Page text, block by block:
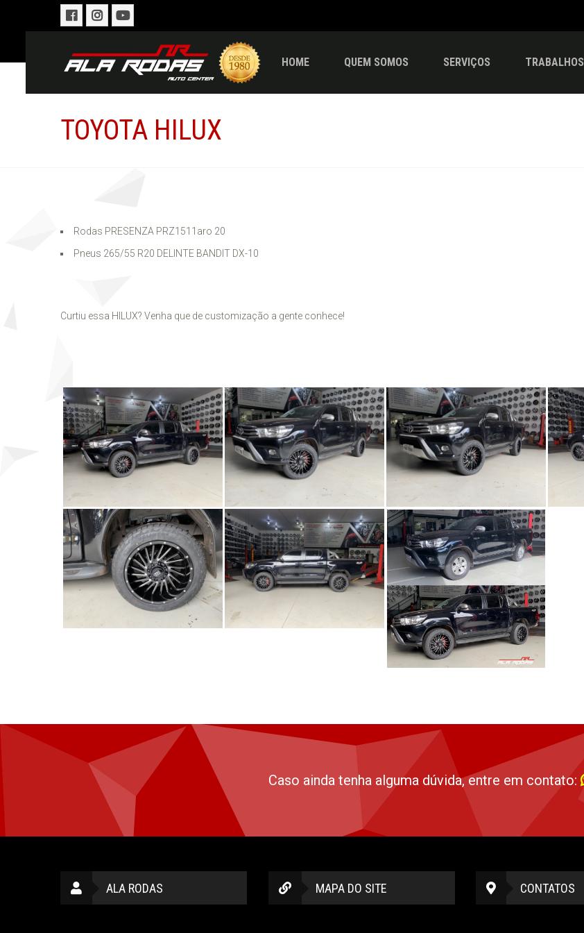
HOME QUEM SOMOS SERVIÇOS TRABALHOS
TOYOTA HILUX
Rodas PRESENZA PRZ1511aro 20
Pneus 265/55 R20 DELINTE BANDIT DX-10
Curtiu essa HILUX? Venha que de customização a gente conhece!
Caso ainda tenha alguma dúvida, entre em contato:
ALA RODAS MAPA DO SITE CONTATOS